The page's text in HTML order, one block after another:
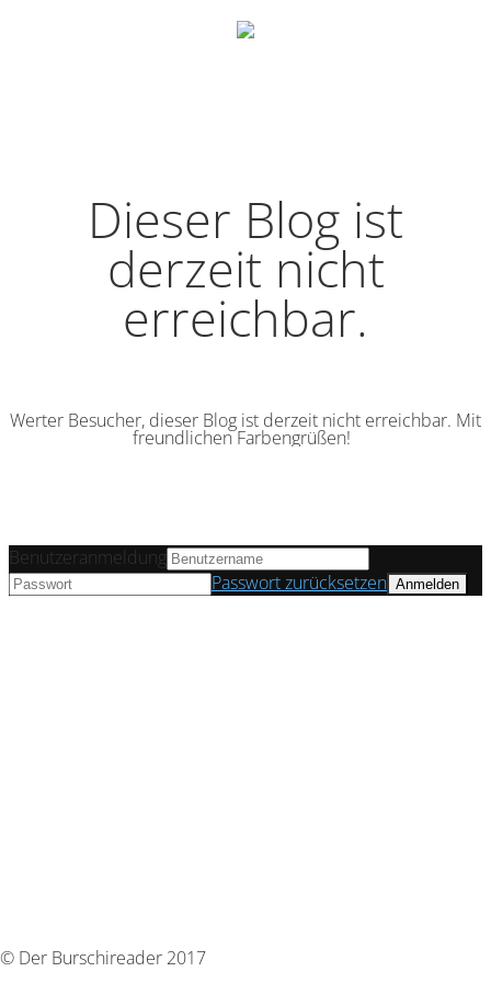
Dieser Blog ist
derzeit nicht
erreichbar.
Werter Besucher, dieser Blog ist derzeit nicht erreichbar. Mit
freundlichen Farbengrüßen!
© Der Burschireader 2017
Benutzeranmeldung
Passwort zurücksetzen